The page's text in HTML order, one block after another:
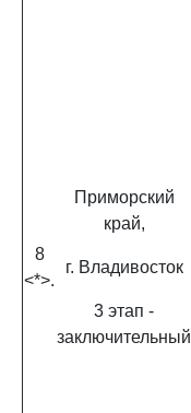
8
<*>.
Приморский
край,
г. Владивосток
3 этап -
заключительный